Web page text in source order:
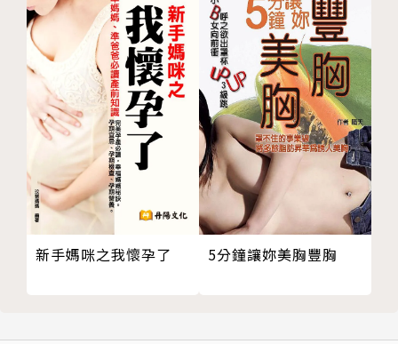
一六八聚寶盆，讓你職場一路發p.82
粗鹽改運法，讓你擺脫衰運p.84
十二生肖擺設，讓你行好運招大財p.86
六合貴人擺設，助你逢凶化吉p.88
玄武方(後方)r擺烏龜，讓你自信加倍p.90
開運五色石，補氣兼轉運p.92
「生氣方」強氣法，提升財運和健康p.94
黑曜岩鎮三煞，讓小人難靠近p.96
擺放發財樹，讓你催財有術p.98
開運文具，讓你擦亮生財工具p.100
新手媽咪之我懷孕了 5分鐘讓妳美胸豐胸